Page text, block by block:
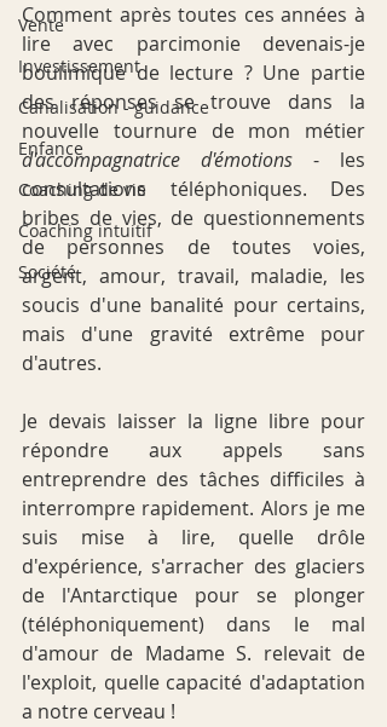
Vente
Investissement
Canalisation - guidance
Enfance
Coaching de vie
Coaching intuitif
Société
Comment après toutes ces années à
lire avec parcimonie devenais-je
boulimique de lecture ? Une partie
des réponses se trouve dans la
d'accompagnatrice d'émotions - les
consultations téléphoniques. Des
bribes de vies, de questionnements
de personnes de toutes voies,
argent, amour, travail, maladie, les
soucis d'une banalité pour certains,
mais d'une gravité extrême pour
d'autres.
Je devais laisser la ligne libre pour
répondre aux appels sans
entreprendre des tâches difficiles à
interrompre rapidement. Alors je me
suis mise à lire, quelle drôle
d'expérience, s'arracher des glaciers
de l'Antarctique pour se plonger
(téléphoniquement) dans le mal
d'amour de Madame S. relevait de
l'exploit, quelle capacité d'adaptation
a notre cerveau !